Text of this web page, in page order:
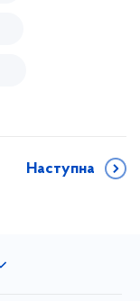
Наступна